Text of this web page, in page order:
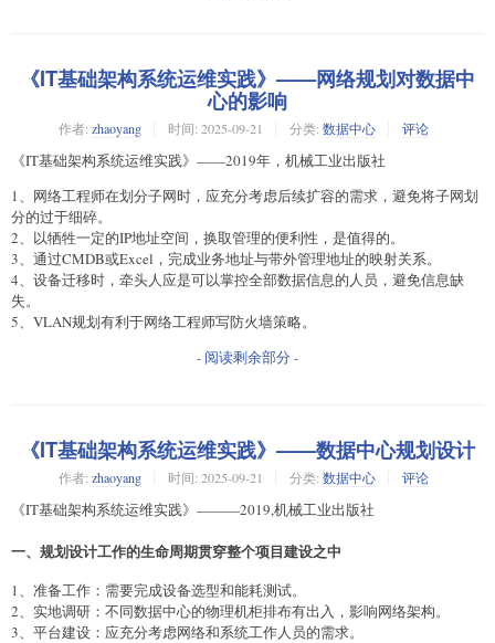
《IT基础架构系统运维实践》——网络规划对数据中
心的影响
作者: zhaoyang 时间: 2025-09-21 分类: 数据中心 评论
《IT基础架构系统运维实践》——2019年，机械工业出版社
1、网络工程师在划分子网时，应充分考虑后续扩容的需求，避免将子网划
分的过于细碎。
2、以牺牲一定的IP地址空间，换取管理的便利性，是值得的。
3、通过CMDB或Excel，完成业务地址与带外管理地址的映射关系。
4、设备迁移时，牵头人应是可以掌控全部数据信息的人员，避免信息缺
失。
5、VLAN规划有利于网络工程师写防火墙策略。
- 阅读剩余部分 -
《IT基础架构系统运维实践》——数据中心规划设计
作者: zhaoyang 时间: 2025-09-21 分类: 数据中心 评论
《IT基础架构系统运维实践》———2019,机械工业出版社
一、规划设计工作的生命周期贯穿整个项目建设之中
1、准备工作：需要完成设备选型和能耗测试。
2、实地调研：不同数据中心的物理机柜排布有出入，影响网络架构。
3、平台建设：应充分考虑网络和系统工作人员的需求。